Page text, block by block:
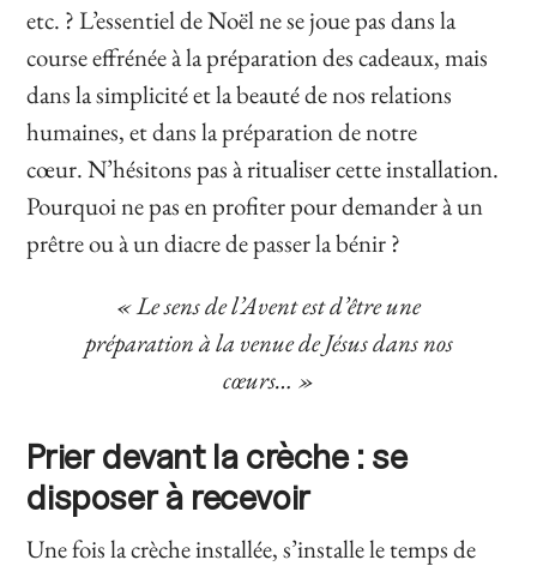
etc. ?L’essentiel de Noël ne se joue pas dans la
course effrénée à la préparation des cadeaux, mais
dans la simplicité et la beauté de nos relations
humaines, et dans la préparation de notre
cœur.N’hésitons pas à ritualiser cette installation.
Pourquoi ne pas en profiter pour demander à un
prêtre ou à un diacre de passer la bénir ?
« Le sens de l’Avent est d’être une
préparation à la venue de Jésus dans nos
cœurs… »
Prier devant la crèche : se
disposer à recevoir
Une fois la crèche installée, s’installe le temps de